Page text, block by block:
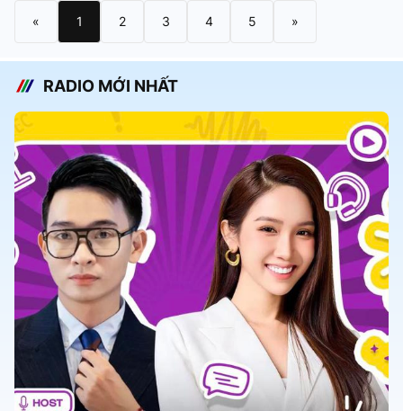
« 1 2 3 4 5 »
RADIO MỚI NHẤT